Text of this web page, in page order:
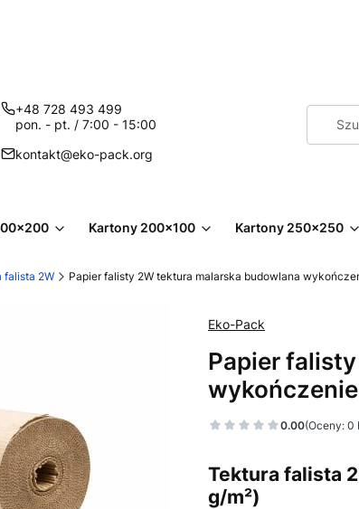
+48 728 493 499
pon. - pt. / 7:00 - 15:00
kontakt@eko-pack.org
Kartony 200x100 Kartony 250x250
falista 2W Papier falisty 2W tektura malarska budowlana
Eko-Pack
Papier
0.00(Oceny: 0
Tektura falista
g/m²)